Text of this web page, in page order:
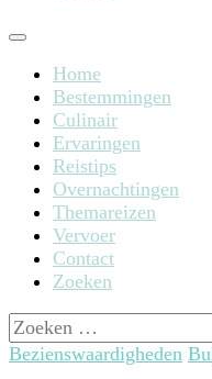
Home
Bestemmingen
Culinair
Ervaringen
Reistips
Overnachtingen
Themareizen
Vervoer
Contact
Zoeken
Zoeken
naar:
Bezienswaardigheden